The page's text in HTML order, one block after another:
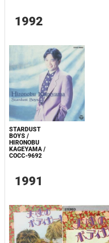
1992
STARDUST
BOYS /
HIRONOBU
KAGEYAMA /
COCC-9692
1991